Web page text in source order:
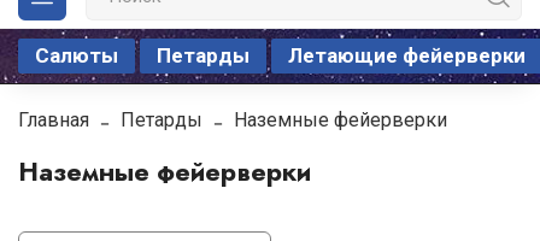
Салюты Петарды Летающие фейерверки
Главная Петарды Наземные фейерверки
Наземные фейерверки